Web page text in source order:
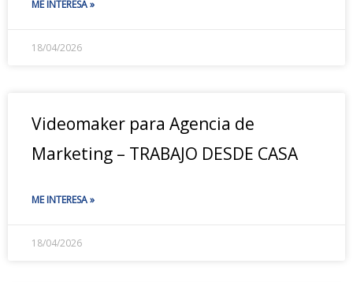
ME INTERESA »
18/04/2026
Videomaker para Agencia de
Marketing – TRABAJO DESDE CASA
ME INTERESA »
18/04/2026